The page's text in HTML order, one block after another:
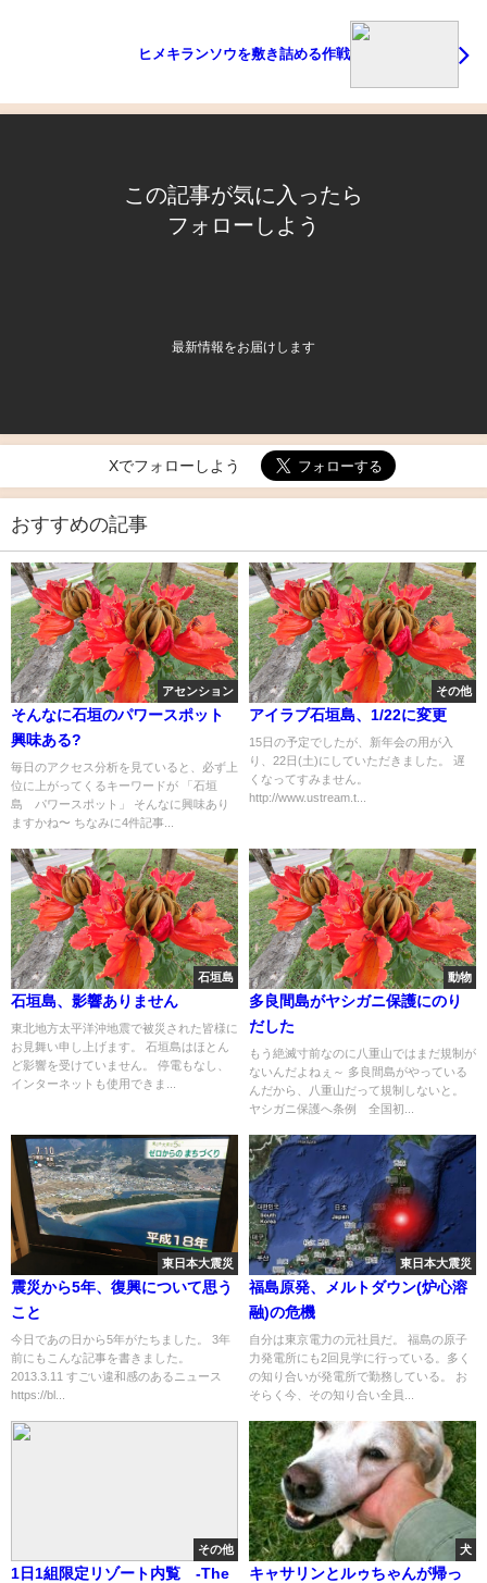
ヒメキランソウを敷き詰める作戦
この記事が気に入ったら
フォローしよう
最新情報をお届けします
Xでフォローしよう
おすすめの記事
アセンション
そんなに石垣のパワースポット
興味ある?
毎日のアクセス分析を見ていると、必ず上
位に上がってくるキーワードが 「石垣
島 パワースポット」 そんなに興味あり
ますかね〜 ちなみに4件記事...
その他
アイラブ石垣島、1/22に変更
15日の予定でしたが、新年会の用が入
り、22日(土)にしていただきました。 遅
くなってすみません。
http://www.ustream.t...
石垣島
石垣島、影響ありません
東北地方太平洋沖地震で被災された皆様に
お見舞い申し上げます。 石垣島はほとん
ど影響を受けていません。 停電もなし、
インターネットも使用できま...
動物
多良間島がヤシガニ保護にのり
だした
もう絶滅寸前なのに八重山ではまだ規制が
ないんだよねぇ～ 多良間島がやっている
んだから、八重山だって規制しないと。
ヤシガニ保護へ条例 全国初...
東日本大震災
震災から5年、復興について思う
こと
今日であの日から5年がたちました。 3年
前にもこんな記事を書きました。
2013.3.11 すごい違和感のあるニュース
https://bl...
東日本大震災
福島原発、メルトダウン(炉心溶
融)の危機
自分は東京電力の元社員だ。 福島の原子
力発電所にも2回見学に行っている。多く
の知り合いが発電所で勤務している。 お
そらく今、その知り合い全員...
その他
1日1組限定リゾート内覧 -The
犬
キャサリンとルゥちゃんが帰っ